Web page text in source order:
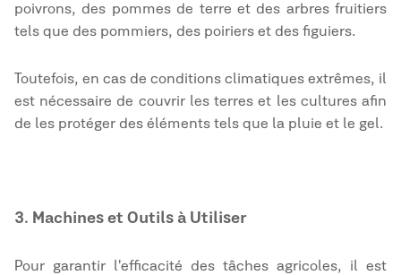
poivrons, des pommes de terre et des arbres fruitiers
tels que des pommiers, des poiriers et des figuiers.
Toutefois, en cas de conditions climatiques extrêmes, il
est nécessaire de couvrir les terres et les cultures afin
de les protéger des éléments tels que la pluie et le gel.
3. Machines et Outils à Utiliser
Pour garantir l'efficacité des tâches agricoles, il est